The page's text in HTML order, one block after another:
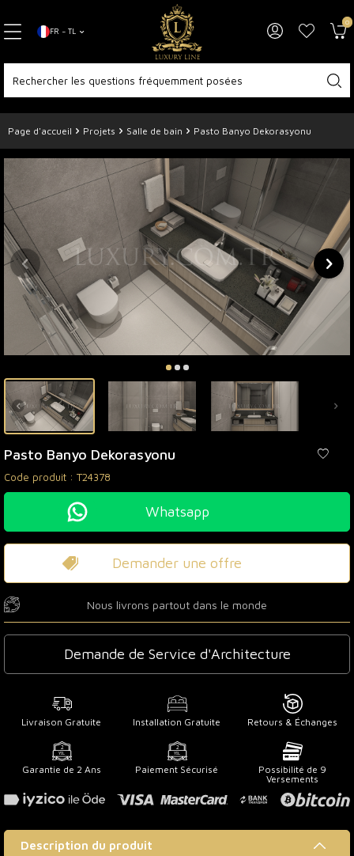
FR − TL
0
Page d'accueil Projets Salle de bain Pasto Banyo Dekorasyonu
Pasto Banyo Dekorasyonu
Code produit : T24378
Whatsapp
Demander une offre
Nous livrons partout dans le monde
Demande de Service d'Architecture
Livraison Gratuite Installation Gratuite Retours & Échanges
Garantie de 2 Ans Paiement Sécurisé
Possibilité de 9
Versements
Description du produit